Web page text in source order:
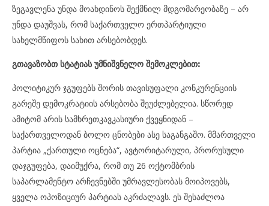
ზეგავლენა უნდა მოახდინოს შექმნილ მდგომარეობაზე – არ
უნდა დაუშვას, რომ საქართველო ერთპარტიული
სახელმწიფოს სახით არსებობდეს.
გთავაზობთ სტატიას უმნიშვნელო შემოკლებით:
პოლიტიკურ ჯგუფებს შორის თავისუფალი კონკურენციის
გარეშე დემოკრატიის არსებობა შეუძლებელია. სწორედ
ამიტომ არის სამხრეთკავკასიური ქვეყნიდან –
საქართველოდან ბოლო ცნობები ასე საგანგაშო. მმართველი
პარტია „ქართული ოცნება“, ავტორიტარული, პრორუსული
დაჯგუფება, დაიმუქრა, რომ თუ 26 ოქტომბრის
საპარლამენტო არჩევნებში უმრავლესობას მოიპოვებს,
ყველა ოპოზიციურ პარტიას აკრძალავს. ეს შესაძლოა